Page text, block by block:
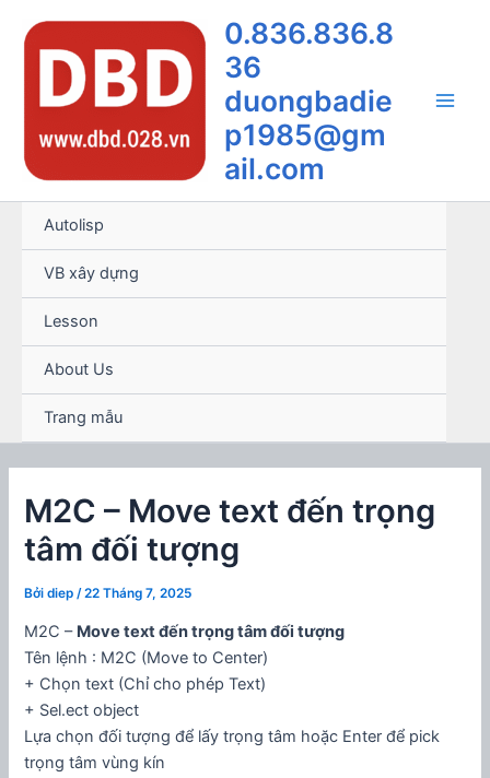
0.836.836.8
36
duongbadie
p1985@gm
ail.com
Autolisp
VB xây dựng
Lesson
About Us
Trang mẫu
M2C – Move text đến trọng
tâm đối tượng
Bởidiep/22 Tháng 7, 2025
M2C – Move text đến trọng tâm đối tượng
Tên lệnh : M2C (Move to Center)
+ Chọn text (Chỉ cho phép Text)
+ Sel.ect object
Lựa chọn đối tượng để lấy trọng tâm hoặc Enter để pick
trọng tâm vùng kín